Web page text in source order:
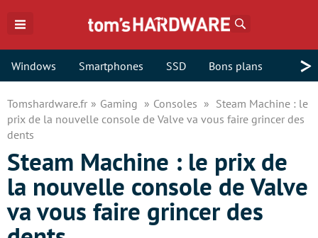
Windows Smartphones SSD Bons plans >
Tomshardware.fr Gaming Consoles
Steam Machine : le
prix de la nouvelle console de Valve va vous faire grincer des
dents
Steam Machine : le prix de
la nouvelle console de Valve
va vous faire grincer des